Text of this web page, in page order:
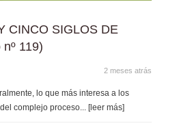
CINCO SIGLOS DE
119)
2 meses atrás
lo que más interesa a los
complejo proceso... [leer más]